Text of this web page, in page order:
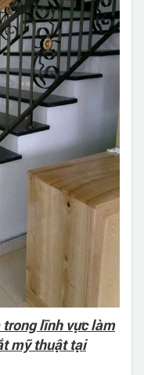
trong lĩnh vực làm
mỹ thuật tại